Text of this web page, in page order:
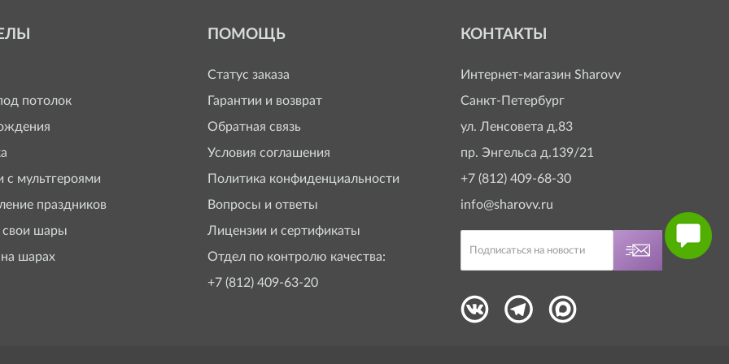
потолок
мультгероями
праздников
свои шары
шарах
ПОМОЩЬ
Статус заказа
Гарантии и возврат
Обратная связь
Условия соглашения
Политика конфиденциальности
Вопросы и ответы
Лицензии и сертификаты
Отдел по контролю качества:
+7 (812) 409-63-20
КОНТАКТЫ
Интернет-магазин Sharovv
Санкт-Петербург
ул. Ленсовета д.83
пр. Энгельса д.139/21
+7 (812) 409-68-30
info@sharovv.ru